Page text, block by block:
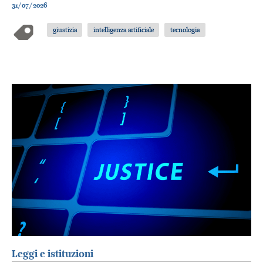
31/07/2026
giustizia intelligenza artificiale tecnologia
Leggi e istituzioni